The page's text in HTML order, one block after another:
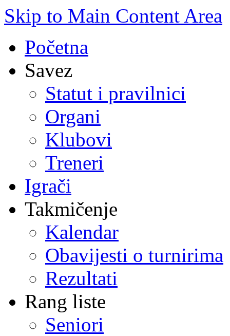
Skip to Main Content Area
Početna
Savez
Statut i pravilnici
Organi
Klubovi
Treneri
Igrači
Takmičenje
Kalendar
Obavijesti o turnirima
Rezultati
Rang liste
Seniori